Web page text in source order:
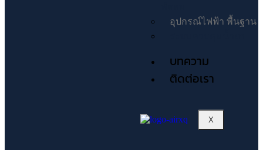
อุปกรณ์ไฟฟ้า พื้นฐาน
บทความ
ติดต่อเรา
X